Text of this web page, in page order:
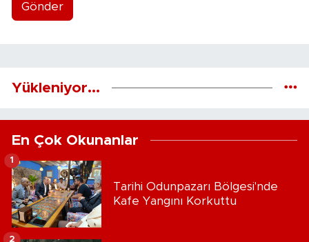
Gönder
Yükleniyor...
En Çok Okunanlar
Tarihi Odunpazarı Bölgesi'nde
Kafe Yangını Korkuttu
1
2